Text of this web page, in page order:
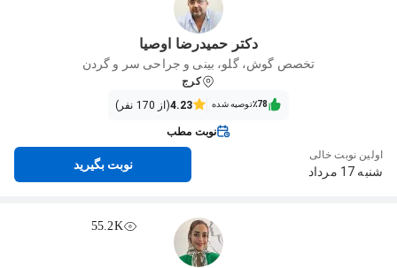
دکتر حمیدرضا اوصیا
تخصص گوش، گلو، بینی و جراحی سر و گردن
کرج
٪78‌‌‌توصیه شده 4.23(از 170 نفر)
نوبت مطب
اولین نوبت خالی
شنبه 17 مرداد نوبت بگیرید
55.2K